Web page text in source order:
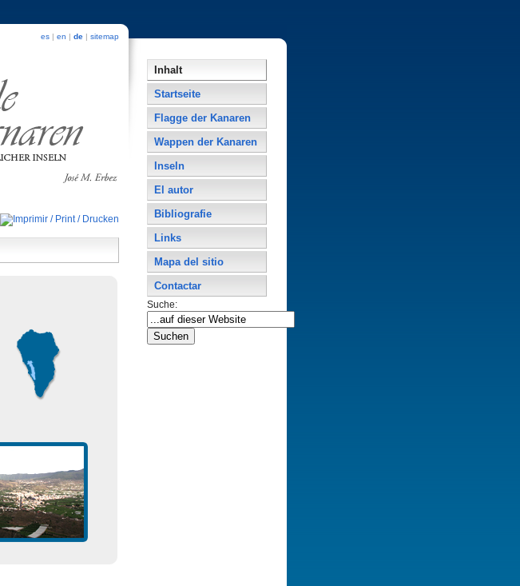
es | en | de | sitemap
Inhalt
Startseite
Flagge der Kanaren
Wappen der Kanaren
Inseln
El autor
Bibliografie
Links
Mapa del sitio
Contactar
Suche: